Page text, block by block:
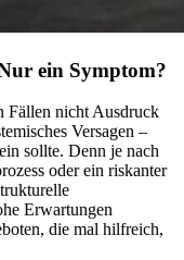
ein Symptom?
Fällen nicht Ausdruck
Versagen –
sollte. Denn je nach
oder ein riskanter
Erwartungen
die mal hilfreich,